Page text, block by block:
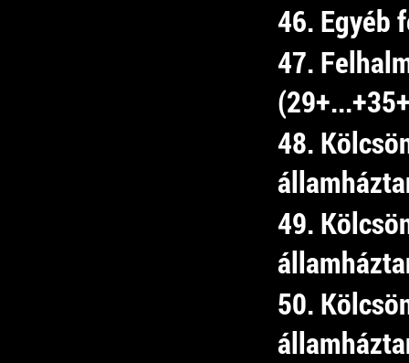
46. Egyéb
47.
48.
49.
50.